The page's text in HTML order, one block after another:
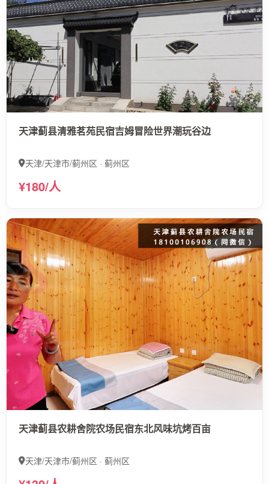
天津蓟县清雅茗苑民宿吉姆冒险世界潮玩谷边
天津/天津市/蓟州区 · 蓟州区
¥180/人
天津蓟县农耕舍院农场民宿东北风味坑烤百亩
天津/天津市/蓟州区 · 蓟州区